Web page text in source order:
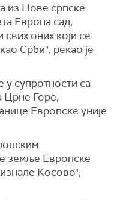
из Нове српске
Европа сад,
оних који се
Срби", рекао је
у супротности са
Црне Горе,
Европске уније
земље Европске
Косово",